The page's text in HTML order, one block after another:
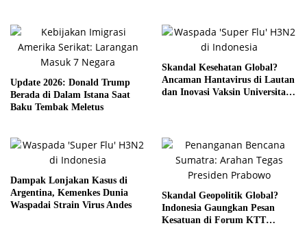
Update 2026: Donald Trump
Berada di Dalam Istana Saat
Baku Tembak Meletus
Skandal Kesehatan Global?
Ancaman Hantavirus di Lautan
dan Inovasi Vaksin Universitas
Dampak Lonjakan Kasus di
Argentina, Kemenkes Dunia
Waspadai Strain Virus Andes
Skandal Geopolitik Global?
Indonesia Gaungkan Pesan
Kesatuan di Forum KTT